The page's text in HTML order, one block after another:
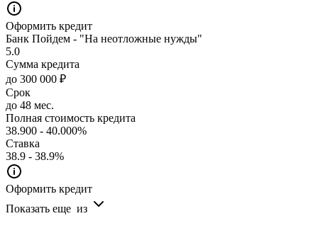
Оформить кредит
Банк Пойдем - "На неотложные нужды"
5.0
Сумма кредита
до 300 000 ₽
Срок
до 48 мес.
Полная стоимость кредита
38.900 - 40.000%
Ставка
38.9 - 38.9%
Оформить кредит
Показать еще из